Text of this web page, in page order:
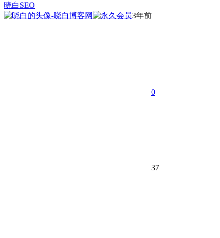
晓白SEO
3年前
0
37